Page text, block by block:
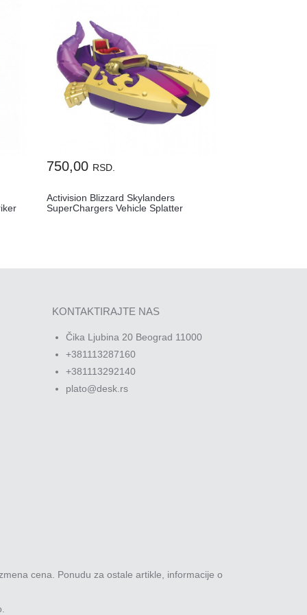
750,00 RSD.
Activision Blizzard Skylanders
SuperChargers Vehicle Splatter
KONTAKTIRAJTE NAS
Čika Ljubina 20 Beograd 11000
+381113287160
+381113292140
plato@desk.rs
cena. Ponudu za ostale artikle, informacije o